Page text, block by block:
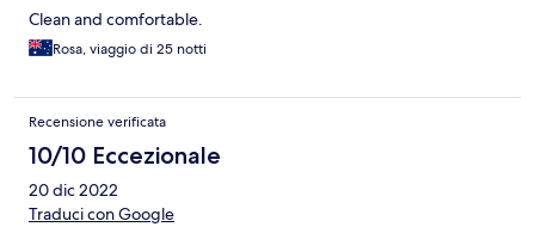
Clean and comfortable.
Rosa, viaggio di 25 notti
Recensione verificata
10/10 Eccezionale
20 dic 2022
Traduci con Google